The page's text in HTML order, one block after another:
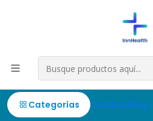
Categorías ContactoBlog